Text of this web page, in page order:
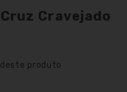
Cravejado
produto